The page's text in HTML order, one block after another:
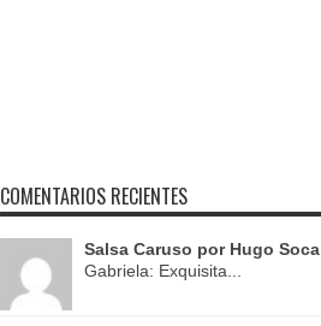
COMENTARIOS RECIENTES
Salsa Caruso por Hugo Soca
Gabriela: Exquisita...